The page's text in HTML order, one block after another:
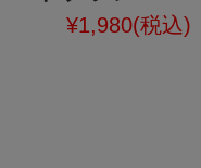
¥1,980(税込)